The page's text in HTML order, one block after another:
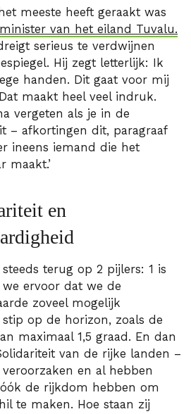
meeste heeft geraakt was
van het eiland Tuvalu.
serieus te verdwijnen
Hij zegt letterlijk: Ik
handen. Dit gaat voor mij
maakt heel veel indruk.
vergeten als je in de
– afkortingen dit, paragraaf
ineens iemand die het
maakt.’
en
steeds terug op 2 pijlers: 1 is
ervoor dat we de
zoveel mogelijk
op de horizon, zoals de
maximaal 1,5 graad. En dan
van de rijke landen –
en al hebben
de rijkdom hebben om
te maken. Hoe staan zij